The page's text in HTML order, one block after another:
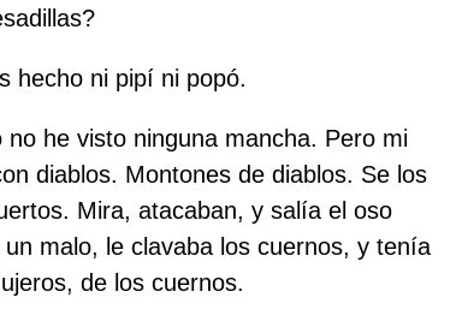
hecho ni pipí ni popó.
he visto ninguna mancha. Pero mi
diablos. Montones de diablos. Se los
Mira, atacaban, y salía el oso
malo, le clavaba los cuernos, y tenía
de los cuernos.